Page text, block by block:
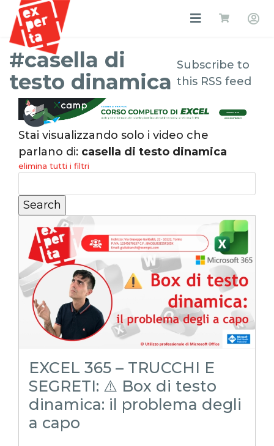
#casella di
testo dinamica
Subscribe to
this RSS feed
Stai visualizzando solo i video che
parlano di: casella di testo dinamica
elimina tutti i filtri
EXCEL 365 – TRUCCHI E
SEGRETI: ⚠️ Box di testo
dinamica: il problema degli
a capo